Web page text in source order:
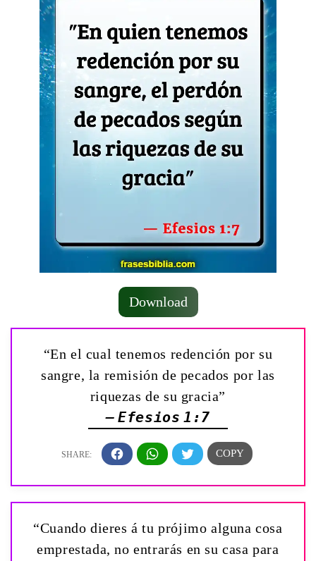
Download
“En el cual tenemos redención por su
sangre, la remisión de pecados por las
riquezas de su gracia”
— Efesios 1:7
“Cuando dieres á tu prójimo alguna cosa
emprestada, no entrarás en su casa para